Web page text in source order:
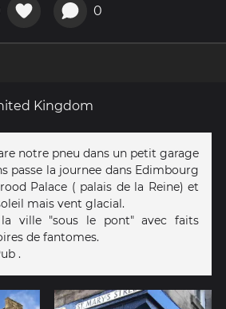
0
Kingdom
notre pneu dans un petit garage
passe la journee dans Edimbourg
Palace ( palais de la Reine) et
mais vent glacial.
ville "sous le pont" avec faits
de fantomes.
.